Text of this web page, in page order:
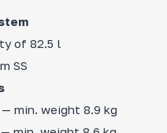
of 82.5 l
SS
— min. weight 8.9 kg